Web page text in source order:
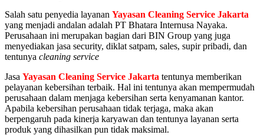
Salah satu penyedia layanan Yayasan Cleaning Service Jakarta
yang menjadi andalan adalah PT Bhatara Internusa Nayaka.
Perusahaan ini merupakan bagian dari BIN Group yang juga
menyediakan jasa security, diklat satpam, sales, supir pribadi, dan
tentunya cleaning service
Jasa Yayasan Cleaning Service Jakarta tentunya memberikan
pelayanan kebersihan terbaik. Hal ini tentunya akan mempermudah
perusahaan dalam menjaga kebersihan serta kenyamanan kantor.
Apabila kebersihan perusahaan tidak terjaga, maka akan
berpengaruh pada kinerja karyawan dan tentunya layanan serta
produk yang dihasilkan pun tidak maksimal.